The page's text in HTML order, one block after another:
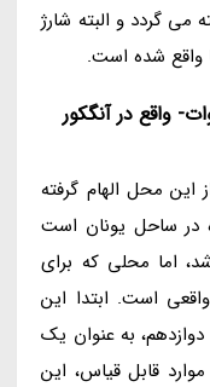
می گردد و البته شارژ
واقع شده است.
واقع در آنگکور
این محل الهام گرفته
در ساحل یونان است
اما محلی که برای
است. ابتدا این
به عنوان یک
قابل قیاس، این